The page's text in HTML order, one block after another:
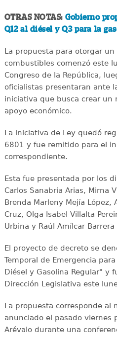
OTRAS NOTAS: Gobierno
Q12 al diésel y Q3 para la
La propuesta para otorgar
combustibles comenzó este
Congreso de la República,
oficialistas presentaran ante
iniciativa que busca crear un
apoyo económico.
La iniciativa de Ley quedó
6801 y fue remitido para el
correspondiente.
Esta fue presentada por los
Carlos Sanabria Arias, Mirna
Brenda Marleny Mejía López,
Cruz, Olga Isabel Villalta
Urbina y Raúl Amílcar Barrera
El proyecto de decreto se
Temporal de Emergencia
Diésel y Gasolina Regular" y
Dirección Legislativa este
La propuesta corresponde al
anunciado el pasado viernes
Arévalo durante una